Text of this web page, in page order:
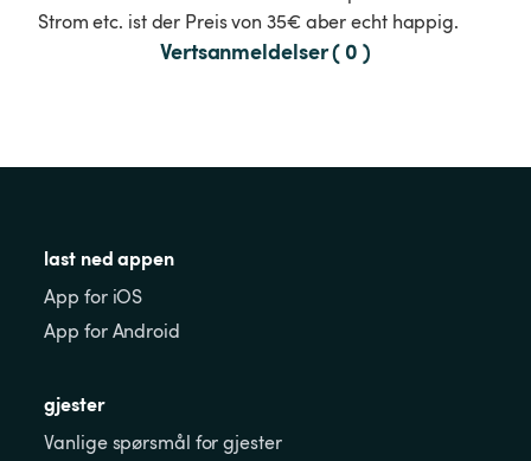
Strom etc. ist der Preis von 35€ aber echt happig.
Vertsanmeldelser ( 0 )
last ned appen
App for iOS
App for Android
gjester
Vanlige spørsmål for gjester